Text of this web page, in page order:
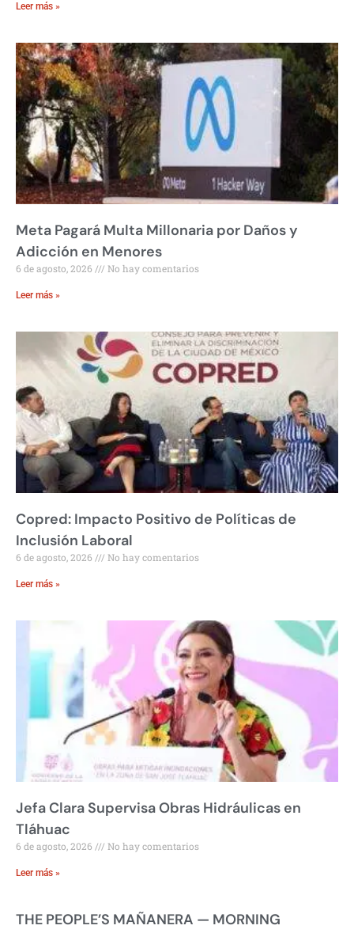
Leer más »
Meta Pagará Multa Millonaria por Daños y
Adicción en Menores
6 de agosto, 2026 No hay comentarios
Leer más »
Copred: Impacto Positivo de Políticas de
Inclusión Laboral
6 de agosto, 2026 No hay comentarios
Leer más »
Jefa Clara Supervisa Obras Hidráulicas en
Tláhuac
6 de agosto, 2026 No hay comentarios
Leer más »
THE PEOPLE’S MAÑANERA — MORNING